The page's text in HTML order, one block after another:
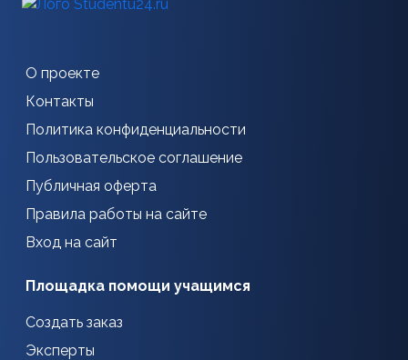
О проекте
Контакты
Политика конфиденциальности
Пользовательское соглашение
Публичная оферта
Правила работы на сайте
Вход на сайт
Площадка помощи учащимся
Создать заказ
Эксперты